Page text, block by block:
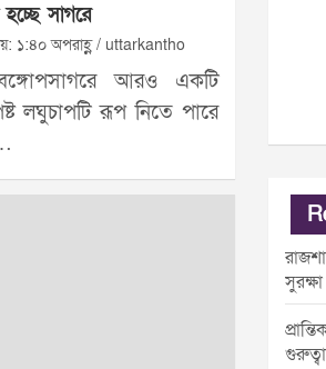
সাগরে
১:৪০ অপরাহ্ণ / uttarkantho
বঙ্গোপসাগরে আরও একটি
লঘুচাপটি রূপ নিতে পারে